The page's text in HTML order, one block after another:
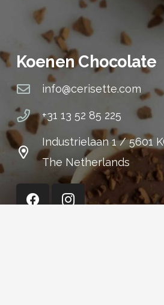
Koenen Chocolate
info@cerisette.com
+31 13 52 85 225
Industrielaan 1 / 5601
The Netherlands